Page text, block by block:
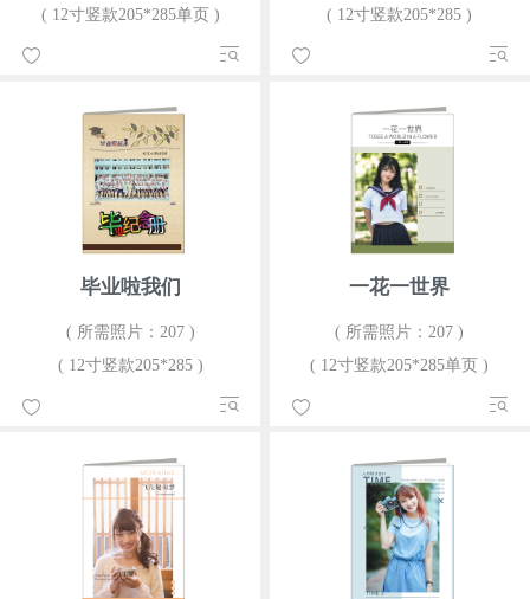
( 12寸竖款205*285单页 )
( 12寸竖款205*285 )
毕业啦我们
( 所需照片：207 )
( 12寸竖款205*285 )
一花一世界
( 所需照片：207 )
( 12寸竖款205*285单页 )